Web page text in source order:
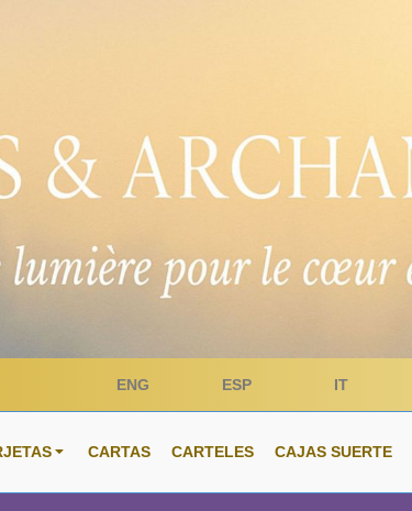
ENG ESP IT
CARTAS CARTELES CAJAS SUERTE